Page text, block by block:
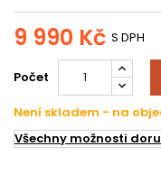
9 990 Kč S DPH
Počet
Není skladem - na
Všechny možnosti